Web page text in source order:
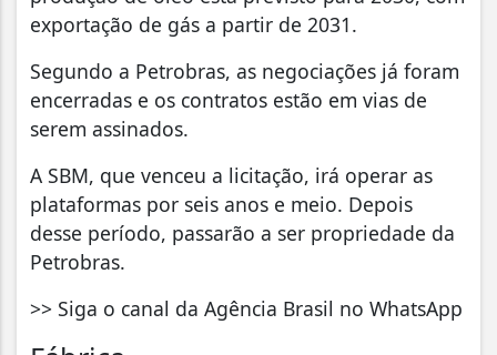
exportação de gás a partir de 2031.
Segundo a Petrobras, as negociações já foram
encerradas e os contratos estão em vias de
serem assinados.
A SBM, que venceu a licitação, irá operar as
plataformas por seis anos e meio. Depois
desse período, passarão a ser propriedade da
Petrobras.
>> Siga o canal da Agência Brasil no WhatsApp